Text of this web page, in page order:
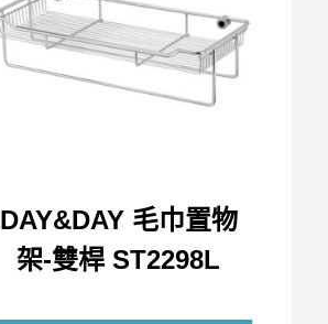
DAY&DAY 毛巾置物
架-雙桿 ST2298L